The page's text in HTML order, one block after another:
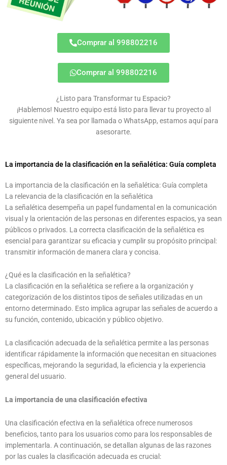
Comprar al 998802216
Comprar al 998802216
¿Listo para Transformar tu Espacio?
¡Hablemos! Nuestro equipo está listo para llevar tu proyecto al
siguiente nivel. Ya sea por llamada o WhatsApp, estamos aquí para
asesorarte.
La importancia de la clasificación en la señalética: Guía completa
La importancia de la clasificación en la señalética: Guía completa
La relevancia de la clasificación en la señalética
La señalética desempeña un papel fundamental en la comunicación
visual y la orientación de las personas en diferentes espacios, ya sean
públicos o privados. La correcta clasificación de la señalética es
esencial para garantizar su eficacia y cumplir su propósito principal:
transmitir información de manera clara y concisa.
¿Qué es la clasificación en la señalética?
La clasificación en la señalética se refiere a la organización y
categorización de los distintos tipos de señales utilizadas en un
entorno determinado. Esto implica agrupar las señales de acuerdo a
su función, contenido, ubicación y público objetivo.
La clasificación adecuada de la señalética permite a las personas
identificar rápidamente la información que necesitan en situaciones
específicas, mejorando la seguridad, la eficiencia y la experiencia
general del usuario.
La importancia de una clasificación efectiva
Una clasificación efectiva en la señalética ofrece numerosos
beneficios, tanto para los usuarios como para los responsables de
implementarla. A continuación, se detallan algunas de las razones
por las cuales la clasificación adecuada es crucial: